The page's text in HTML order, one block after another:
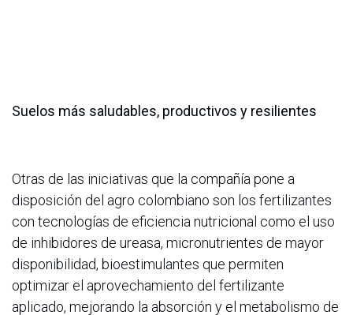
Suelos más saludables, productivos y resilientes
Otras de las iniciativas que la compañía pone a
disposición del agro colombiano son los fertilizantes
con tecnologías de eficiencia nutricional como el uso
de inhibidores de ureasa, micronutrientes de mayor
disponibilidad, bioestimulantes que permiten
optimizar el aprovechamiento del fertilizante
aplicado, mejorando la absorción y el metabolismo de